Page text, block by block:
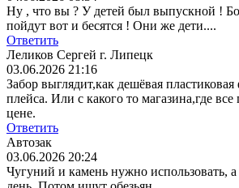
Ну , что вы ? У детей был выпускной !
пойдут вот и бесятся ! Они же дети....
Ответить
Леликов Сергей г. Липецк
03.06.2026 21:16
Забор выглядит,как дешёвая
плейса. Или с какого то магазина,где
цене.
Ответить
Автозак
03.06.2026 20:24
Чугуний и камень нужно использовать,